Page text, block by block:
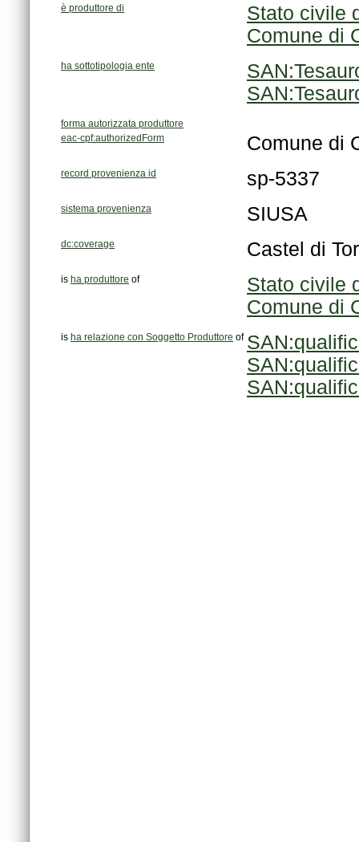
è produttore di
Stato civile
Comune di
ha sottotipologia ente
forma autorizzata produttore
eac-cpf:authorizedForm
Comune di
record provenienza id sp-5337
sistema provenienza SIUSA
dc:coverage Castel di
is ha produttore of
Stato civile
Comune di
is ha relazione con Soggetto Produttore of